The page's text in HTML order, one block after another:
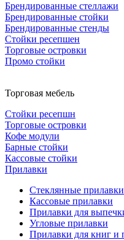
Брендированные стеллажи
Брендированные стойки
Брендированные стенды
Стойки ресепшен
Торговые островки
Промо стойки
Торговая мебель
Стойки ресепшн
Торговые островки
Кофе модули
Барные стойки
Кассовые стойки
Прилавки
Стеклянные прилавки
Кассовые прилавки
Прилавки для
Угловые прилавки
Прилавки для книг и